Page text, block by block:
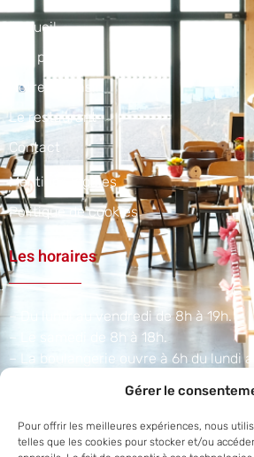
Gérer le
Pour offrir les meilleures expériences, nous
telles que les cookies pour stocker et/ou
Accueil
Nos produits
Notre magasin
Le restaurant
Contact
Mentions légales
Politique de cookies
Les horaires
– Du lundi au vendredi de 8h à 19h.
– Le samedi de 8h à 18h.
– La boulangerie ouvre à 6h du lundi
Adresse et téléphone